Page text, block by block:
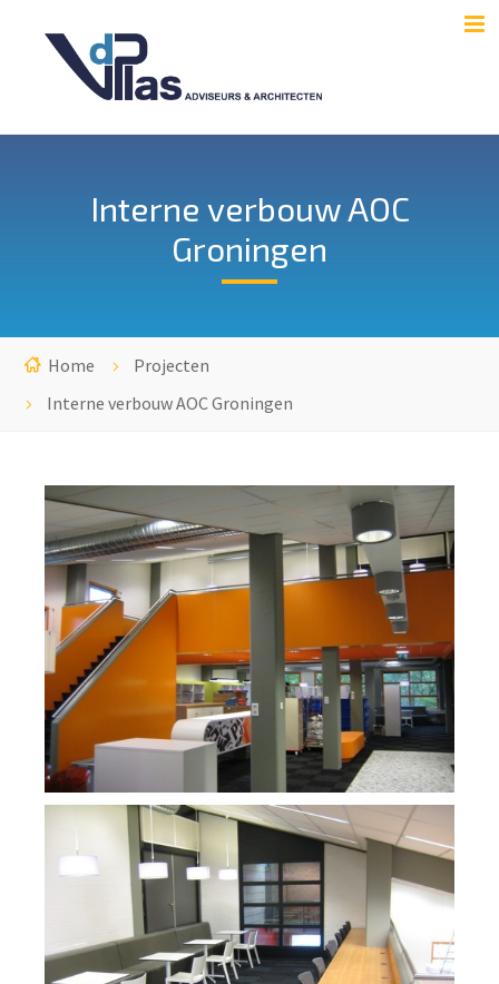
Interne verbouw AOC
Groningen
Home
Projecten
Interne verbouw AOC Groningen